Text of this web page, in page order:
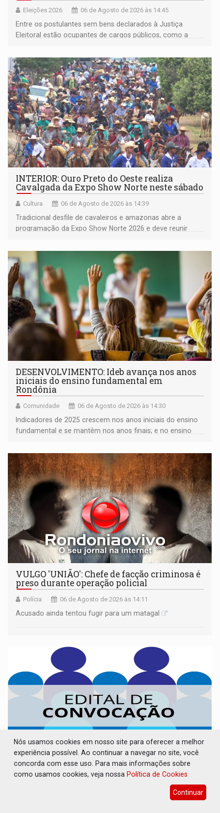
Eleições 2026 06 de Agosto de 2026 às 14:45
Entre os postulantes sem bens declarados à Justiça
Eleitoral estão ocupantes de cargos públicos, como a
Pedro Geovar (PP) e a vice-prefeita Magna dos Anjos
(NOVO)
INTERIOR: Ouro Preto do Oeste realiza
Cavalgada da Expo Show Norte neste sábado
Cultura 06 de Agosto de 2026 às 14:39
Tradicional desfile de cavaleiros e amazonas abre a
programação da Expo Show Norte 2026 e deve reunir
DESENVOLVIMENTO: Ideb avança nos anos
iniciais do ensino fundamental em
Rondônia
Comunidade 06 de Agosto de 2026 às 14:30
Indicadores de 2025 crescem nos anos iniciais do ensino
fundamental e se mantêm nos anos finais; e no ensino
VULGO 'UNIÃO': Chefe de facção criminosa é
preso durante operação policial
Polícia 06 de Agosto de 2026 às 14:11
Acusado ainda tentou fugir para um matagal
CONVOCAÇÃO DAS ELEIÇÕES: SEATER/RO
06 de Agosto de 2026 às 14:07
Nós usamos cookies em nosso site para oferecer a melhor
experiência possível. Ao continuar a navegar no site, você
concorda com esse uso. Para mais informações sobre
como usamos cookies, veja nossa Política de Cookies
Continuar